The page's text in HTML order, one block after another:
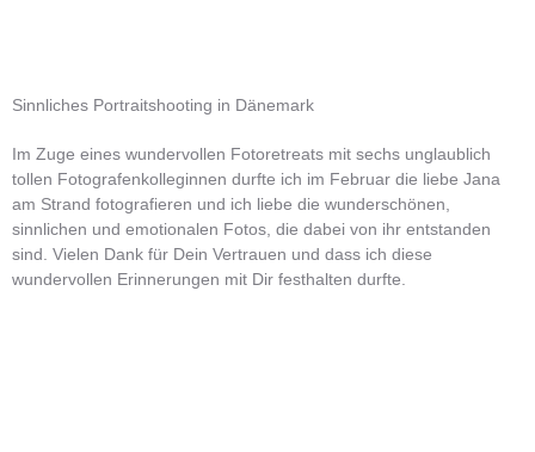
Sinnliches Portraitshooting in Dänemark
Im Zuge eines wundervollen Fotoretreats mit sechs unglaublich
tollen Fotografenkolleginnen durfte ich im Februar die liebe Jana
am Strand fotografieren und ich liebe die wunderschönen,
sinnlichen und emotionalen Fotos, die dabei von ihr entstanden
sind. Vielen Dank für Dein Vertrauen und dass ich diese
wundervollen Erinnerungen mit Dir festhalten durfte.